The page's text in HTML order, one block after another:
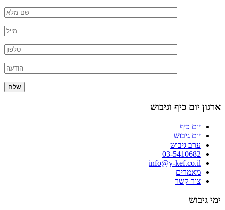
ארגון יום כיף וגיבוש
יום כיף
יום גיבוש
ערב גיבוש
03-5410682
info@y-kef.co.il
מאמרים
צור קשר
ימי גיבוש